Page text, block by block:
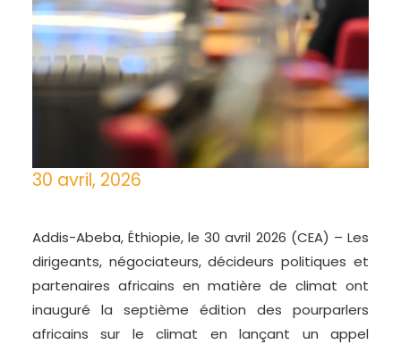
30 avril, 2026
Addis-Abeba, Éthiopie, le 30 avril 2026 (CEA) – Les
dirigeants, négociateurs, décideurs politiques et
partenaires africains en matière de climat ont
inauguré la septième édition des pourparlers
africains sur le climat en lançant un appel